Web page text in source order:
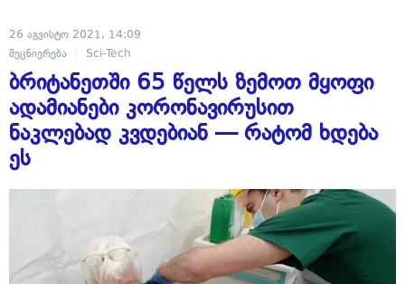
26 აგვისტო 2021, 14:09
მეცნიერება
Sci-Tech
ბრიტანეთში 65 წელს ზემოთ მყოფი
ადამიანები კორონავირუსით
ნაკლებად კვდებიან — რატომ ხდება
ეს